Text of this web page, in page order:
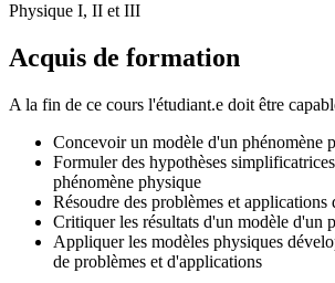
Physique I, II et III
Acquis de formation
A la fin de ce cours l'étudiant.e doit être
Concevoir un modèle d'un phénomène
Formuler des hypothèses
phénomène physique
Résoudre des problèmes et applications
Critiquer les résultats d'un modèle d'un
Appliquer les modèles physiques
de problèmes et d'applications